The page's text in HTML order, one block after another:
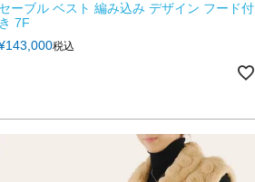
セーブル ベスト 編み込み デザイン フード付
き 7F
143,000税込